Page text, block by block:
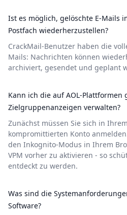
Ist es möglich, gelöschte E-Mails
Postfach wiederherzustellen?
CrackMail-Benutzer haben die
Mails: Nachrichten können
archiviert, gesendet und geplant
Kann ich die auf AOL-Plattformen
Zielgruppenanzeigen verwalten?
Zunächst müssen Sie sich in
kompromittierten Konto
den Inkognito-Modus in Ihrem
VPM vorher zu aktivieren - so
entdeckt zu werden.
Was sind die
Software?